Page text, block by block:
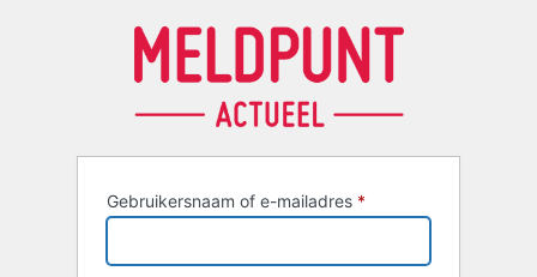
Gebruikersnaam of e-mailadres *